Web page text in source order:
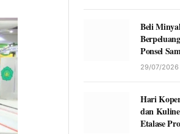
Beli
Ponsel
29/07/2026
Hari
dan
Etalase